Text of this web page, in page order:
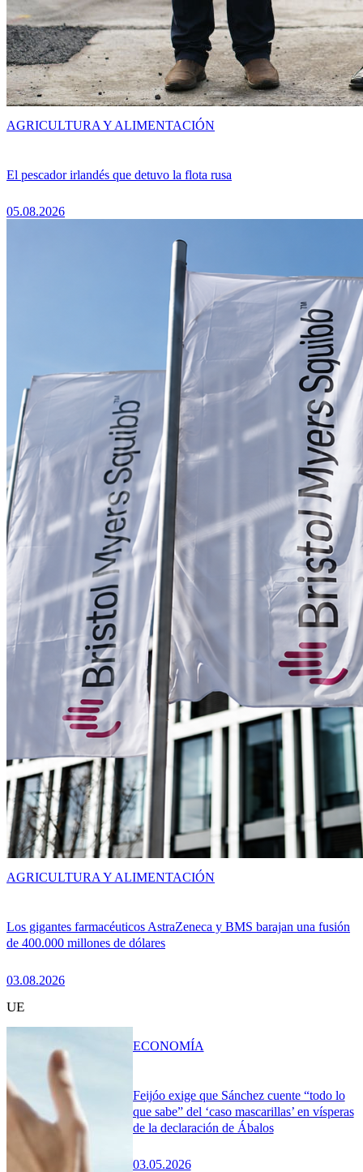
El pescador irlandés que detuvo la flota rusa
05.08.2026
AGRICULTURA Y ALIMENTACIÓN
Los gigantes farmacéuticos AstraZeneca y BMS barajan una fusión
de 400.000 millones de dólares
03.08.2026
AGRICULTURA Y ALIMENTACIÓN
UE
Feijóo exige que Sánchez cuente “todo lo
que sabe” del ‘caso mascarillas’ en vísperas
de la declaración de Ábalos
03.05.2026
ECONOMÍA